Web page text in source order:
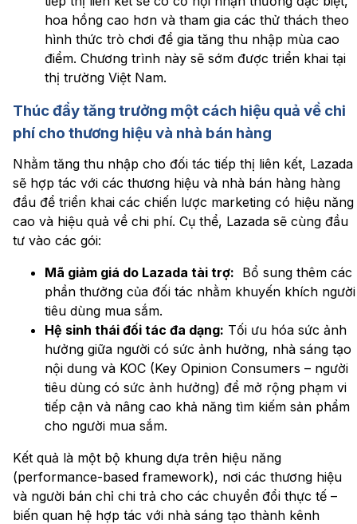
hoa hồng cao hơn và tham gia các thử thách theo
hình thức trò chơi để gia tăng thu nhập mùa cao
điểm. Chương trình này sẽ sớm được triển khai tại
thị trường Việt Nam.
Thúc đẩy tăng trưởng một cách hiệu quả về chi
phí cho thương hiệu và nhà bán hàng
Nhằm tăng thu nhập cho đối tác tiếp thị liên kết, Lazada
sẽ hợp tác với các thương hiệu và nhà bán hàng hàng
đầu để triển khai các chiến lược marketing có hiệu năng
cao và hiệu quả về chi phí. Cụ thể, Lazada sẽ cùng đầu
tư vào các gói:
Mã giảm giá do Lazada tài trợ: Bổ sung thêm các
phần thưởng của đối tác nhằm khuyến khích người
tiêu dùng mua sắm.
Hệ sinh thái đối tác đa dạng: Tối ưu hóa sức ảnh
hưởng giữa người có sức ảnh hưởng, nhà sáng tạo
nội dung và KOC (Key Opinion Consumers – người
tiêu dùng có sức ảnh hưởng) để mở rộng phạm vi
tiếp cận và nâng cao khả năng tìm kiếm sản phẩm
cho người mua sắm.
Kết quả là một bộ khung dựa trên hiệu năng
(performance-based framework), nơi các thương hiệu
và người bán chỉ chi trả cho các chuyển đổi thực tế –
biến quan hệ hợp tác với nhà sáng tạo thành kênh